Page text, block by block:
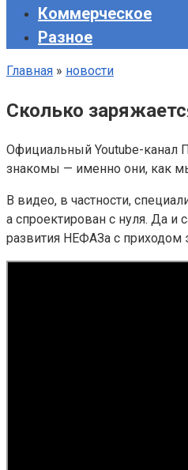
Коммерческое
Разное
Главная » новости
Сколько
Официальный Youtube-канал
знакомы — именно они, как
В видео, в частности,
а спроектирован с нуля. Да и
развития НЕФАЗа с приходом